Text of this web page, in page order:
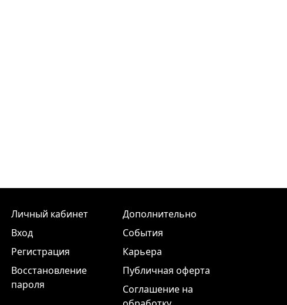
Личный кабинет
Вход
Регистрация
Восстановление
пароля
Дополнительно
События
Карьера
Публичная оферта
Соглашение на